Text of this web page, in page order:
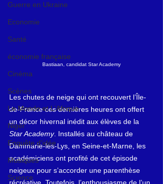
Guerre en Ukraine
Economie
Santé
économie française
Cinéma
Scènes
Le Monde et L'Afrique
Niger
Enquête d'idée
Musiques
Science
Bastiaan, candidat Star Academy
Les chutes de neige qui ont recouvert l’Île-
de-France ces dernières heures ont offert
un décor hivernal inédit aux élèves de la
Star Academy. Installés au château de
Dammarie-les-Lys, en Seine-et-Marne, les
académiciens ont profité de cet épisode
neigeux pour s’accorder une parenthèse